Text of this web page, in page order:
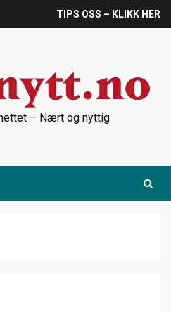
TIPS OSS – KLIKK HER
– Nært og nyttig